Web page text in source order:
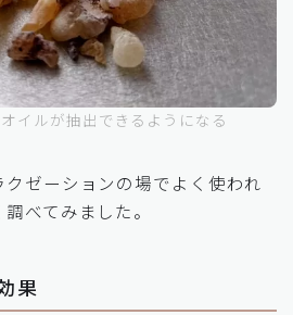
イルが抽出できるようになる
ゼーションの場でよく使われ
べてみました。
果